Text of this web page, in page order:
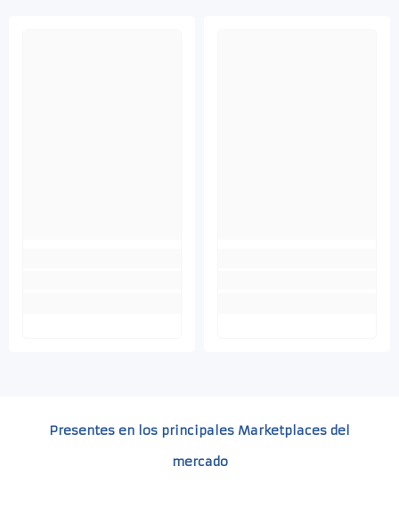
Presentes en los principales Marketplaces del
mercado